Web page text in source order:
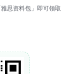
教学经验整理
思资料包」即可领取